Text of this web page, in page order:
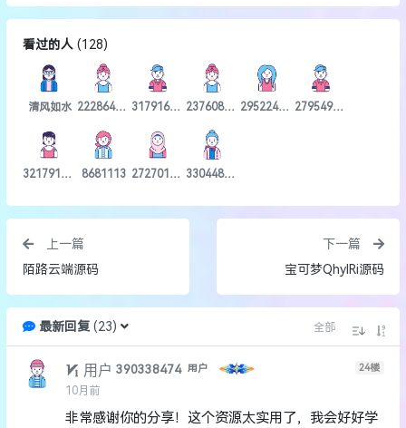
看过的人 (128)
清风如水 2228648173 3179162688 2376083629 2952243065 2795496164
3217913166 8681113 2727018251 3304489530
上一篇
陌路云端源码
下一篇
宝可梦QhylRi源码
最新回复 ( 23) 全部
用户390338474 用户
10月前
24楼
非常感谢你的分享！这个资源太实用了，我会好好学